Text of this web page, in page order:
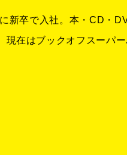
新卒で入社。本・CD・
現在はブックオフスーパ